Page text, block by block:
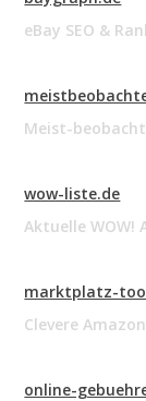
eBay SEO &
Meist-
wow-liste.de
Aktuelle WOW!
marktplatz-
Clevere
online-